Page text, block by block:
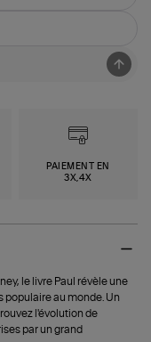
PAIEMENT EN
3X,4X
le livre Paul révèle une
populaire au monde. Un
l'évolution de
par un grand